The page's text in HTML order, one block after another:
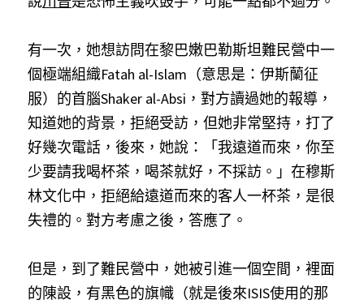
有一次，她想訪問在黎巴嫩巴勒斯坦難民營中一
個極端組織Fatah al-Islam（意思是：伊斯蘭征
服）的首腦Shaker al-Absi，對方讀過她的報導，
知道她的背景，拒絕受訪，但她非常堅持，打了
好幾次電話，後來，她說：「我遠道而來，你至
少要請我喝杯茶，喝茶就好，不採訪。」在穆斯
林文化中，拒絕給遠道而來的客人一杯茶，是很
失禮的。對方考慮之後，答應了。
但是，到了難民營中，她被引進一個空間，裡面
的陳設，有黑色的旗幟（就是後來ISIS使用的那